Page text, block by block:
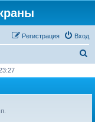
Вход
Регистрация
с